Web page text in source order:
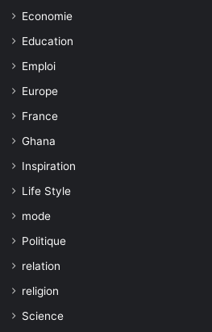
Economie
Education
Emploi
Europe
France
Ghana
Inspiration
Life Style
mode
Politique
relation
religion
Science